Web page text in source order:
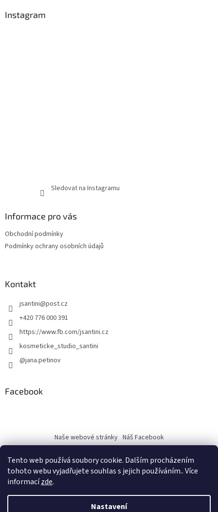
Tento web používá soubory cookie. Dalším procházením
tohoto webu vyjadřujete souhlas s jejich používáním.. Více
informacízde.
Nastavení
Instagram
Sledovat na Instagramu
Informace pro vás
Obchodní podmínky
Podmínky ochrany osobních údajů
Kontakt
jsantini@post.cz
+420 776 000 391
https://www.fb.com/jsantini.cz
kosmeticke_studio_santini
@jana.petinov
Facebook
Naše webové stránky Náš Facebook